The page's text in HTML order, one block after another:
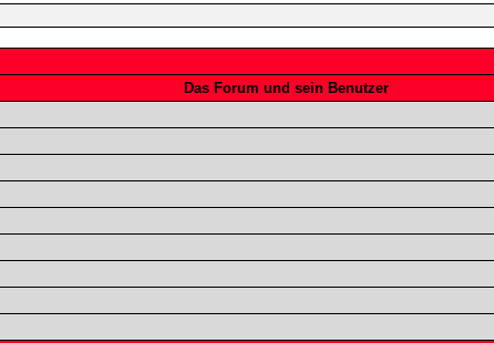
Das Forum und sein Benutzer